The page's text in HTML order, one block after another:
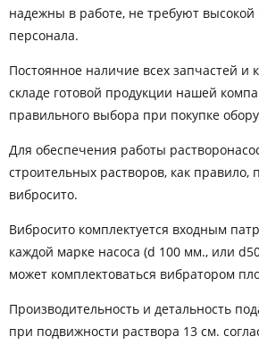
надежны в работе, не требуют
персонала.
Постоянное наличие всех запчастей и
складе готовой продукции нашей
правильного выбора при покупке
Для обеспечения работы
строительных растворов, как правило,
вибросито.
Вибросито комплектуется входным
каждой марке насоса (d 100 мм., или
может комплектоваться вибратором
Производительность и детальность
при подвижности раствора 13 см.